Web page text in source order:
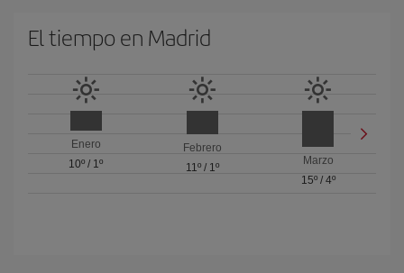
El tiempo en Madrid
Enero
10º / 1º
Febrero
11º/ 1º
Marzo
15º/ 4º